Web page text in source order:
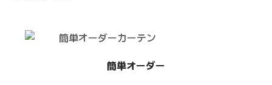
簡単オーダー